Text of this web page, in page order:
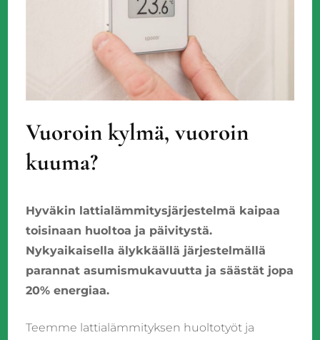
Vuoroin kylmä, vuoroin
kuuma?
Hyväkin lattialämmitysjärjestelmä kaipaa
toisinaan huoltoa ja päivitystä.
Nykyaikaisella älykkäällä järjestelmällä
parannat asumismukavuutta ja säästät jopa
20% energiaa.
Teemme lattialämmityksen huoltotyöt ja